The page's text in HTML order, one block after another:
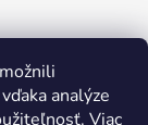
analýze
Viac